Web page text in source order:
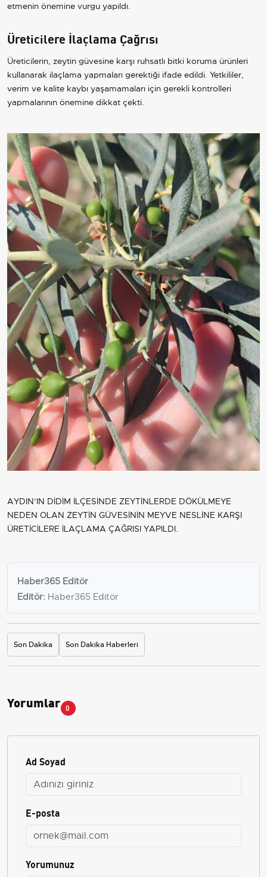
etmenin önemine vurgu yapıldı.
Üreticilere İlaçlama Çağrısı
Üreticilerin, zeytin güvesine karşı ruhsatlı bitki koruma ürünleri
kullanarak ilaçlama yapmaları gerektiği ifade edildi. Yetkililer,
verim ve kalite kaybı yaşamamaları için gerekli kontrolleri
yapmalarının önemine dikkat çekti.
AYDIN’IN DİDİM İLÇESİNDE ZEYTİNLERDE DÖKÜLMEYE
NEDEN OLAN ZEYTİN GÜVESİNİN MEYVE NESLİNE KARŞI
ÜRETİCİLERE İLAÇLAMA ÇAĞRISI YAPILDI.
Haber365 Editör
Editör: Haber365 Editör
Son Dakika Son Dakika Haberleri
Yorumlar 0
Ad Soyad
E-posta
Yorumunuz